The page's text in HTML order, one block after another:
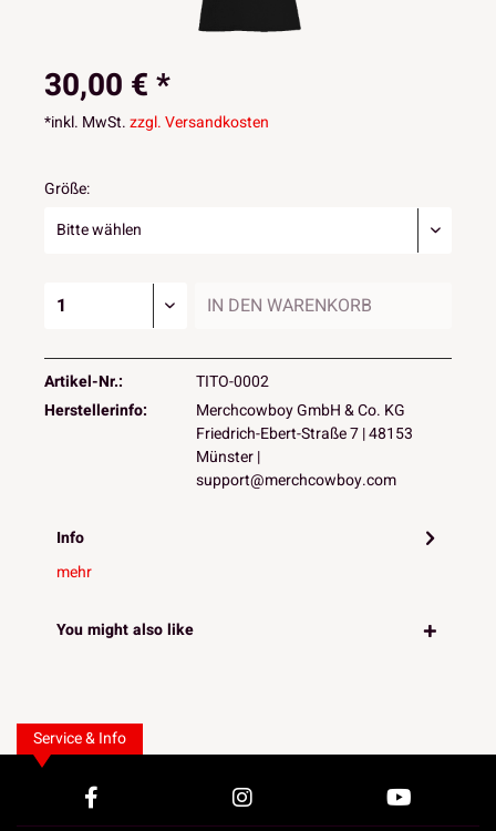
30,00 € *
*inkl. MwSt.zzgl. Versandkosten
Größe:
IN DEN WARENKORB
Artikel-Nr.:
TITO-0002
Herstellerinfo:
Merchcowboy GmbH & Co. KG
Friedrich-Ebert-Straße 7 | 48153
Münster |
support@merchcowboy.com
Info
mehr
You might also like
Service & Info